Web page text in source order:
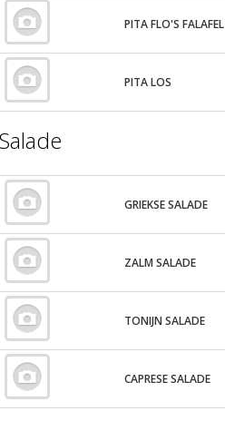
PITA FLO'S FALAFEL
PITA LOS
Salade
GRIEKSE SALADE
ZALM SALADE
TONIJN SALADE
CAPRESE SALADE